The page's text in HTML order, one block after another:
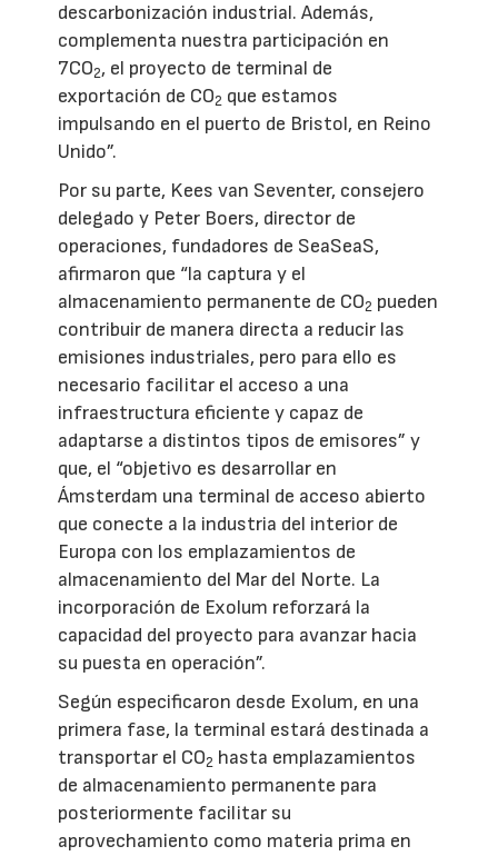
descarbonización industrial. Además,
complementa nuestra participación en
7CO2, el proyecto de terminal de
exportación de CO2 que estamos
impulsando en el puerto de Bristol, en Reino
Unido”.
Por su parte, Kees van Seventer, consejero
delegado y Peter Boers, director de
operaciones, fundadores de SeaSeaS,
afirmaron que “la captura y el
almacenamiento permanente de CO2 pueden
contribuir de manera directa a reducir las
emisiones industriales, pero para ello es
necesario facilitar el acceso a una
infraestructura eficiente y capaz de
adaptarse a distintos tipos de emisores” y
que, el “objetivo es desarrollar en
Ámsterdam una terminal de acceso abierto
que conecte a la industria del interior de
Europa con los emplazamientos de
almacenamiento del Mar del Norte. La
incorporación de Exolum reforzará la
capacidad del proyecto para avanzar hacia
su puesta en operación”.
Según especificaron desde Exolum, en una
primera fase, la terminal estará destinada a
transportar el CO2 hasta emplazamientos
de almacenamiento permanente para
posteriormente facilitar su
aprovechamiento como materia prima en